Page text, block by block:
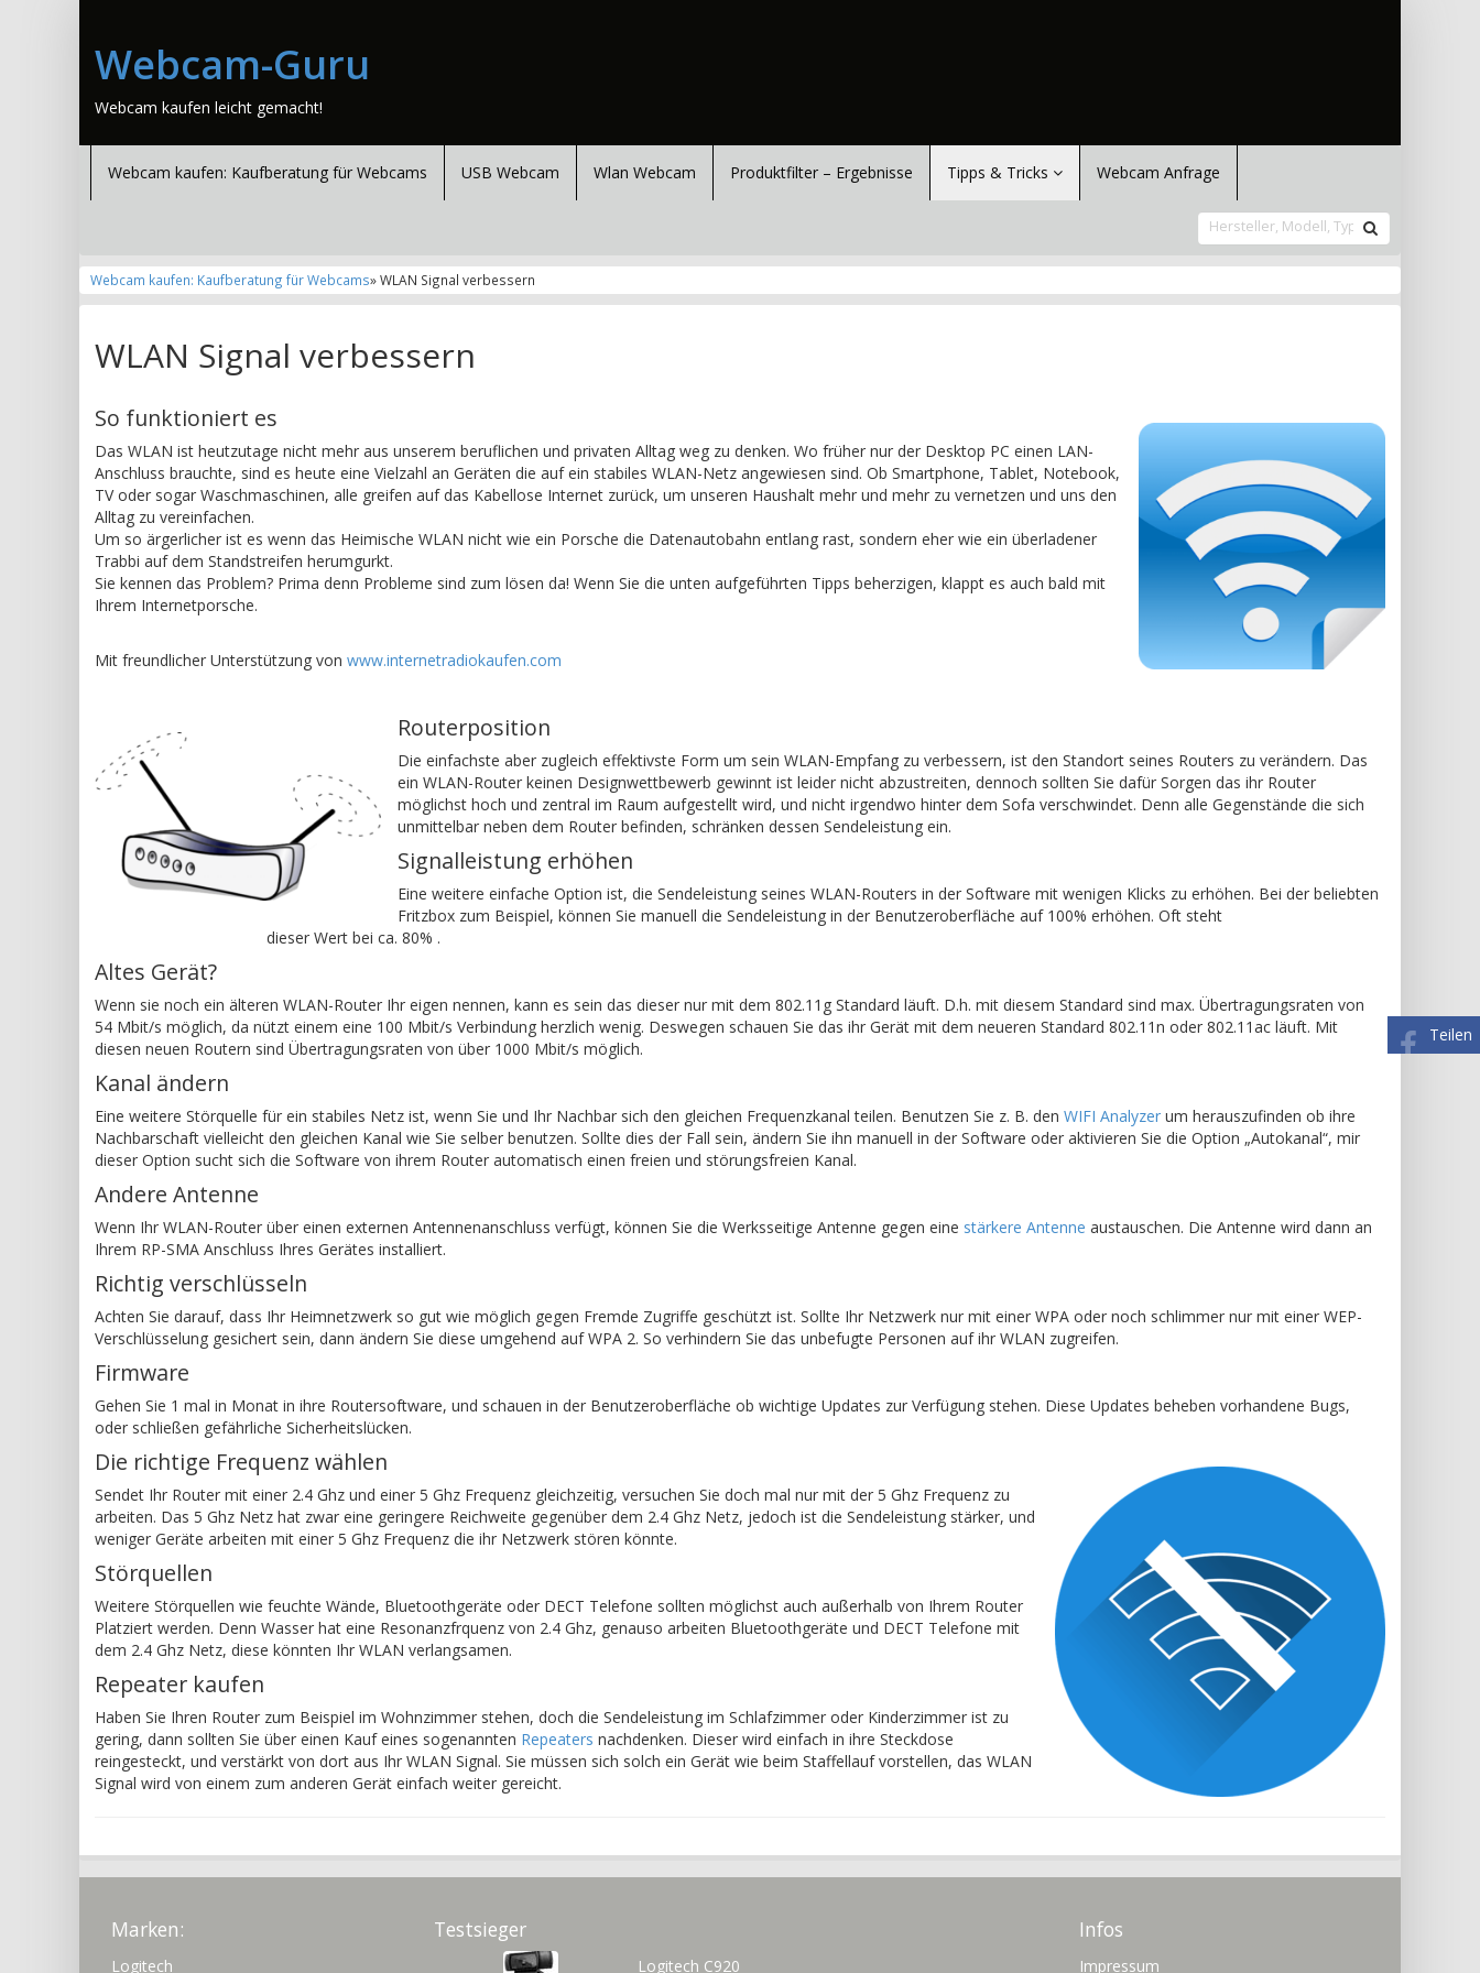
Webcam-Guru
Webcam kaufen leicht gemacht!
Webcam kaufen: Kaufberatung für Webcams USB Webcam Wlan Webcam Produktfilter – Ergebnisse Tipps & Tricks Webcam Anfrage
Webcam kaufen: Kaufberatung für Webcams» WLAN Signal verbessern
Teilen
WLAN Signal verbessern
So funktioniert es
Das WLAN ist heutzutage nicht mehr aus unserem beruflichen und privaten Alltag weg zu denken. Wo früher nur der Desktop PC einen LAN-
Anschluss brauchte, sind es heute eine Vielzahl an Geräten die auf ein stabiles WLAN-Netz angewiesen sind. Ob Smartphone, Tablet, Notebook,
TV oder sogar Waschmaschinen, alle greifen auf das Kabellose Internet zurück, um unseren Haushalt mehr und mehr zu vernetzen und uns den
Alltag zu vereinfachen.
Um so ärgerlicher ist es wenn das Heimische WLAN nicht wie ein Porsche die Datenautobahn entlang rast, sondern eher wie ein überladener
Trabbi auf dem Standstreifen herumgurkt.
Sie kennen das Problem? Prima denn Probleme sind zum lösen da! Wenn Sie die unten aufgeführten Tipps beherzigen, klappt es auch bald mit
Ihrem Internetporsche.
Mit freundlicher Unterstützung von www.internetradiokaufen.com
Routerposition
Die einfachste aber zugleich effektivste Form um sein WLAN-Empfang zu verbessern, ist den Standort seines Routers zu verändern. Das
ein WLAN-Router keinen Designwettbewerb gewinnt ist leider nicht abzustreiten, dennoch sollten Sie dafür Sorgen das ihr Router
möglichst hoch und zentral im Raum aufgestellt wird, und nicht irgendwo hinter dem Sofa verschwindet. Denn alle Gegenstände die sich
unmittelbar neben dem Router befinden, schränken dessen Sendeleistung ein.
Signalleistung erhöhen
Eine weitere einfache Option ist, die Sendeleistung seines WLAN-Routers in der Software mit wenigen Klicks zu erhöhen. Bei der beliebten
Fritzbox zum Beispiel, können Sie manuell die Sendeleistung in der Benutzeroberfläche auf 100% erhöhen. Oft steht
dieser Wert bei ca. 80% .
Altes Gerät?
Wenn sie noch ein älteren WLAN-Router Ihr eigen nennen, kann es sein das dieser nur mit dem 802.11g Standard läuft. D.h. mit diesem Standard sind max. Übertragungsraten von
54 Mbit/s möglich, da nützt einem eine 100 Mbit/s Verbindung herzlich wenig. Deswegen schauen Sie das ihr Gerät mit dem neueren Standard 802.11n oder 802.11ac läuft. Mit
diesen neuen Routern sind Übertragungsraten von über 1000 Mbit/s möglich.
Kanal ändern
Eine weitere Störquelle für ein stabiles Netz ist, wenn Sie und Ihr Nachbar sich den gleichen Frequenzkanal teilen. Benutzen Sie z. B. den WIFI Analyzer um herauszufinden ob ihre
Nachbarschaft vielleicht den gleichen Kanal wie Sie selber benutzen. Sollte dies der Fall sein, ändern Sie ihn manuell in der Software oder aktivieren Sie die Option „Autokanal“, mir
dieser Option sucht sich die Software von ihrem Router automatisch einen freien und störungsfreien Kanal.
Andere Antenne
Wenn Ihr WLAN-Router über einen externen Antennenanschluss verfügt, können Sie die Werksseitige Antenne gegen eine stärkere Antenne austauschen. Die Antenne wird dann an
Ihrem RP-SMA Anschluss Ihres Gerätes installiert.
Richtig verschlüsseln
Achten Sie darauf, dass Ihr Heimnetzwerk so gut wie möglich gegen Fremde Zugriffe geschützt ist. Sollte Ihr Netzwerk nur mit einer WPA oder noch schlimmer nur mit einer WEP-
Verschlüsselung gesichert sein, dann ändern Sie diese umgehend auf WPA 2. So verhindern Sie das unbefugte Personen auf ihr WLAN zugreifen.
Firmware
Gehen Sie 1 mal in Monat in ihre Routersoftware, und schauen in der Benutzeroberfläche ob wichtige Updates zur Verfügung stehen. Diese Updates beheben vorhandene Bugs,
oder schließen gefährliche Sicherheitslücken.
Die richtige Frequenz wählen
Sendet Ihr Router mit einer 2.4 Ghz und einer 5 Ghz Frequenz gleichzeitig, versuchen Sie doch mal nur mit der 5 Ghz Frequenz zu
arbeiten. Das 5 Ghz Netz hat zwar eine geringere Reichweite gegenüber dem 2.4 Ghz Netz, jedoch ist die Sendeleistung stärker, und
weniger Geräte arbeiten mit einer 5 Ghz Frequenz die ihr Netzwerk stören könnte.
Störquellen
Weitere Störquellen wie feuchte Wände, Bluetoothgeräte oder DECT Telefone sollten möglichst auch außerhalb von Ihrem Router
Platziert werden. Denn Wasser hat eine Resonanzfrquenz von 2.4 Ghz, genauso arbeiten Bluetoothgeräte und DECT Telefone mit
dem 2.4 Ghz Netz, diese könnten Ihr WLAN verlangsamen.
Repeater kaufen
Haben Sie Ihren Router zum Beispiel im Wohnzimmer stehen, doch die Sendeleistung im Schlafzimmer oder Kinderzimmer ist zu
gering, dann sollten Sie über einen Kauf eines sogenannten Repeaters nachdenken. Dieser wird einfach in ihre Steckdose
reingesteckt, und verstärkt von dort aus Ihr WLAN Signal. Sie müssen sich solch ein Gerät wie beim Staffellauf vorstellen, das WLAN
Signal wird von einem zum anderen Gerät einfach weiter gereicht.
Marken:
Logitech
Testsieger
Logitech C920
Infos
Impressum